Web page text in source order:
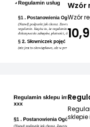
Wzór
Wzór